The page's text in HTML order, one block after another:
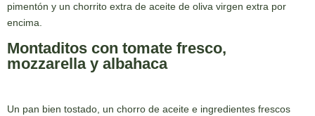
pimentón y un chorrito extra de aceite de oliva virgen extra por
encima.
Montaditos con tomate fresco,
mozzarella y albahaca
Un pan bien tostado, un chorro de aceite e ingredientes frescos